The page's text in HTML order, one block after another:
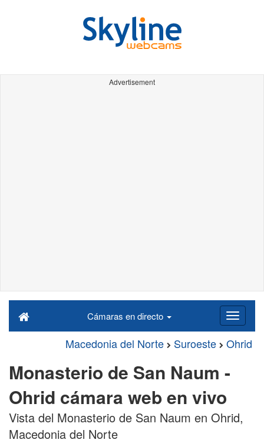
Advertisement
Cámaras en directo
Macedonia del Norte Suroeste Ohrid
Monasterio de San Naum -
Ohrid cámara web en vivo
Vista del Monasterio de San Naum en Ohrid,
Macedonia del Norte